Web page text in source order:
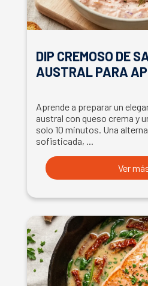
DIP CREMOSO DE
AUSTRAL PARA
Aprende a preparar un
austral con queso crema y
solo 10 minutos. Una
sofisticada, ...
Ver